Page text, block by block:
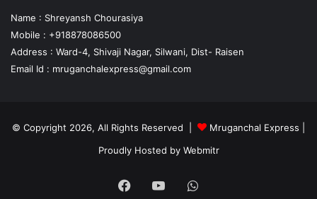
Name : Shreyansh Chourasiya
Mobile : +918878086500
Address : Ward-4, Shivaji Nagar, Silwani, Dist- Raisen
Email Id : mruganchalexpress@gmail.com
© Copyright 2026, All Rights Reserved | Mruganchal Express
Proudly Hosted by Webmitr
Facebook
YouTubeWhatsApp